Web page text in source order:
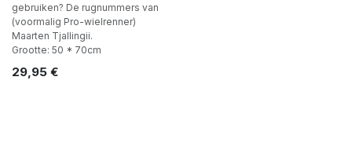
gebruiken? De rugnummers van
(voormalig Pro-wielrenner)
Maarten Tjallingii.
Grootte: 50 * 70cm
29,95 €